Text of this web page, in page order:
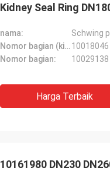
Kidney Seal Ring
nama:
Schwing
Nomor bagian (kiri): 10018046
Nomor bagian:
10029138
Harga Terbaik
10161980 DN230